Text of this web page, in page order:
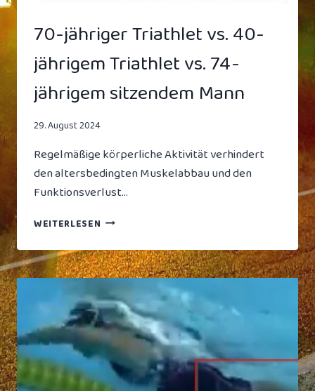
70-jähriger Triathlet vs. 40-
jährigem Triathlet vs. 74-
jährigem sitzendem Mann
29. August 2024
Regelmäßige körperliche Aktivität verhindert
den altersbedingten Muskelabbau und den
Funktionsverlust…
WEITERLESEN 70-
TRIATHLET
VS.
40-
JÄHRIGEM
TRIATHLET
VS.
74-
JÄHRIGEM
SITZENDEM
MANN